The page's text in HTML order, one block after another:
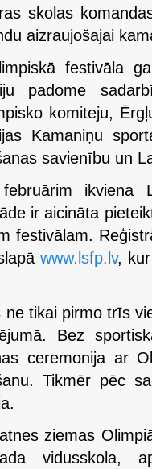
skolas
aizraujošajai
festivāla
padome
komiteju,
Kamaniņu
savienību un
ikviena
ir aicināta
festivālam.
www.lsfp.lv,
tikai pirmo trīs
Bez
ceremonija ar
Tikmēr pēc
ziemas
vidusskola,